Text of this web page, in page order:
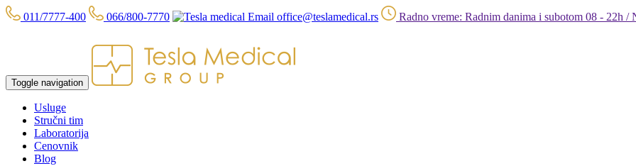
011/7777-400 066/800-7770 office@teslamedical.rs Radno vreme: Radnim danima i subotom 08 - 22h /
Toggle navigation
Usluge
Stručni tim
Laboratorija
Cenovnik
Blog